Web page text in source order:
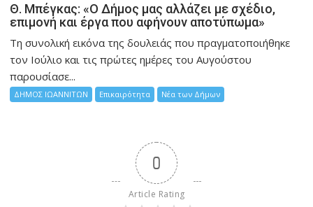
Θ. Μπέγκας: «Ο Δήμος μας αλλάζει με σχέδιο,
επιμονή και έργα που αφήνουν αποτύπωμα»
Τη συνολική εικόνα της δουλειάς που πραγματοποιήθηκε
τον Ιούλιο και τις πρώτες ημέρες του Αυγούστου
παρουσίασε...
ΔΗΜΟΣ ΙΩΑΝΝΙΤΩΝ Επικαιρότητα Νέα των Δήμων
0
Article Rating